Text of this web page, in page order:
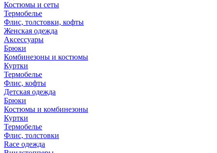
Костюмы и сеты
Термобелье
Флис, толстовки, кофты
Женская одежда
Аксессуары
Брюки
Комбинезоны и костюмы
Куртки
Термобелье
Флис, кофты
Детская одежда
Брюки
Костюмы и комбинезоны
Куртки
Термобелье
Флис, толстовки
Race одежда